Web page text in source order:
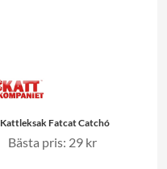
Kattleksak Fatcat Catchó
Bästa pris: 29 kr